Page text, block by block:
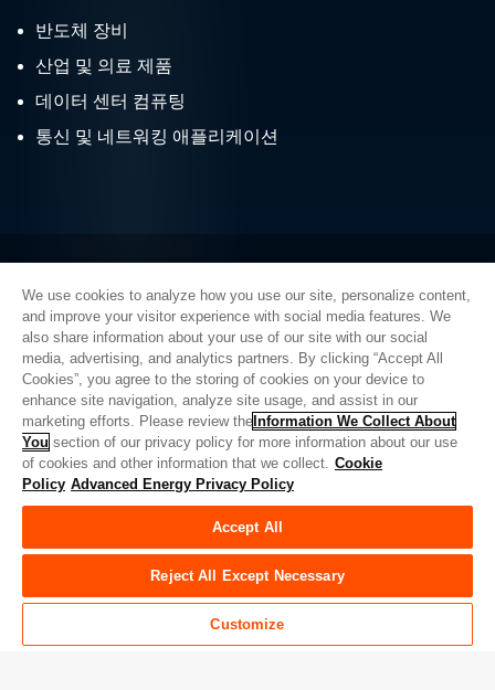
반도체 장비
산업 및 의료 제품
데이터 센터 컴퓨팅
통신 및 네트워킹 애플리케이션
Quick Links
About AE Careers
Contact Us Investor Relations
News & Events Sales & Distribution
Advanced Energy 채널
Facebook
LinkedIn
Twitter
WeChatYouTube
We use cookies to analyze how you use our site, personalize content,
and improve your visitor experience with social media features. We
also share information about your use of our site with our social
media, advertising, and analytics partners. By clicking “Accept All
Cookies”, you agree to the storing of cookies on your device to
enhance site navigation, analyze site usage, and assist in our
marketing efforts. Please review the Information We Collect About
You section of our privacy policy for more information about our use
of cookies and other information that we collect. Cookie
Policy Advanced Energy Privacy Policy
Accept All
Reject All Except Necessary
Customize